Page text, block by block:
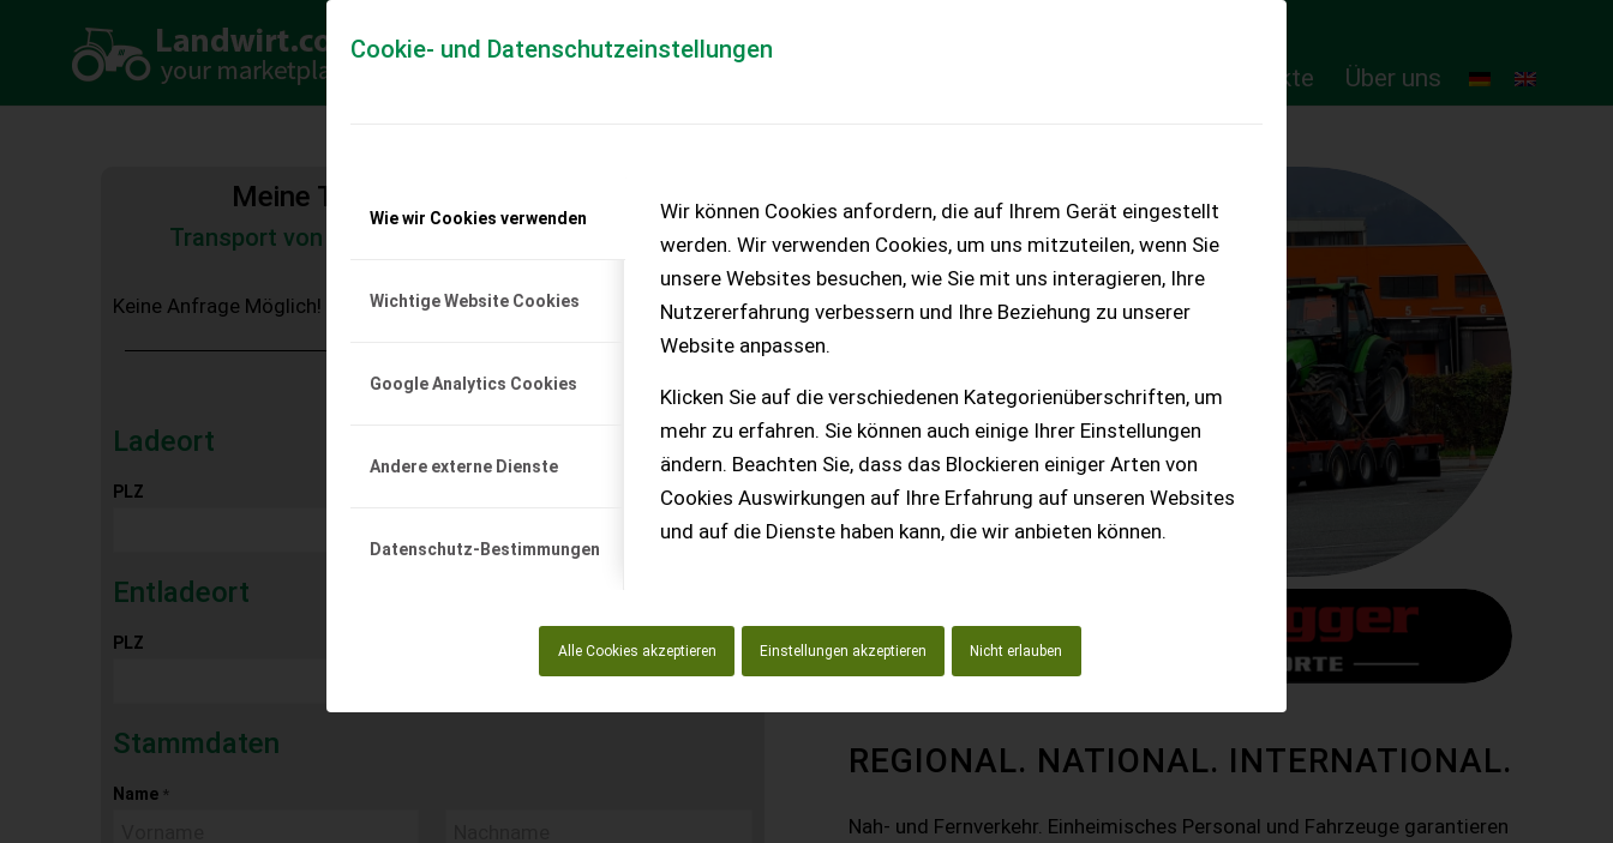
Cookie- und Datenschutzeinstellungen
Wie wir Cookies verwenden
Wichtige Website Cookies
Google Analytics Cookies
Andere externe Dienste
Datenschutz-Bestimmungen
Wir können Cookies anfordern, die auf Ihrem Gerät eingestellt
werden. Wir verwenden Cookies, um uns mitzuteilen, wenn Sie
unsere Websites besuchen, wie Sie mit uns interagieren, Ihre
Nutzererfahrung verbessern und Ihre Beziehung zu unserer
Website anpassen.
Klicken Sie auf die verschiedenen Kategorienüberschriften, um
mehr zu erfahren. Sie können auch einige Ihrer Einstellungen
ändern. Beachten Sie, dass das Blockieren einiger Arten von
Cookies Auswirkungen auf Ihre Erfahrung auf unseren Websites
und auf die Dienste haben kann, die wir anbieten können.
Alle Cookies akzeptieren Einstellungen akzeptieren Nicht erlauben
Online-Produkte Über uns
Meine Transportkostenanfrage
Transport von Land- und Baumaschinen – KEINE
Keine Anfrage Möglich!
Ladeort
PLZ
Entladeort
PLZ
Stammdaten
Name *
REGIONAL. NATIONAL. INTERNATIONAL.
Nah- und Fernverkehr. Einheimisches Personal und Fahrzeuge garantieren